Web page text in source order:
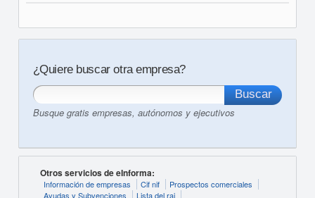
¿Quiere buscar otra empresa?
Busque gratis empresas, autónomos y ejecutivos
Otros servicios de eInforma:
Información de empresas Cif nif
Prospectos comerciales
Ayudas y Subvenciones
Lista del rai